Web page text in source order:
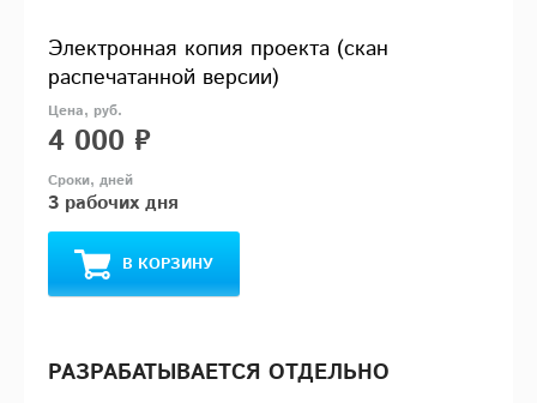
Электронная копия проекта (скан
распечатанной версии)
4 000 ₽
3 рабочих дня
В КОРЗИНУ
РАЗРАБАТЫВАЕТСЯ ОТДЕЛЬНО